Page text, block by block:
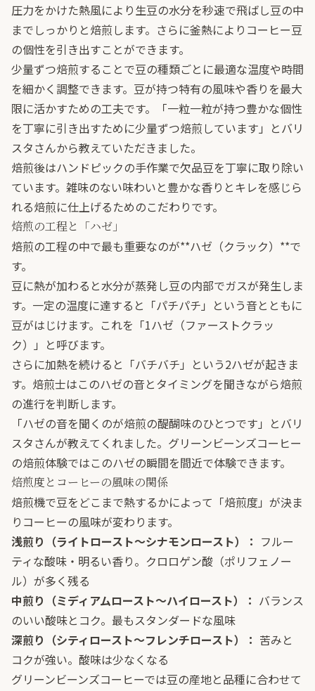
圧力をかけた熱風により生豆の水分を秒速で飛ばし豆の中
までしっかりと焙煎します。さらに釜熱によりコーヒー豆
の個性を引き出すことができます。
少量ずつ焙煎することで豆の種類ごとに最適な温度や時間
を細かく調整できます。豆が持つ特有の風味や香りを最大
限に活かすための工夫です。「一粒一粒が持つ豊かな個性
を丁寧に引き出すために少量ずつ焙煎しています」とバリ
スタさんから教えていただきました。
焙煎後はハンドピックの手作業で欠品豆を丁寧に取り除い
ています。雑味のない味わいと豊かな香りとキレを感じら
れる焙煎に仕上げるためのこだわりです。
焙煎の工程と「ハゼ」
焙煎の工程の中で最も重要なのが**ハゼ（クラック）**で
す。
豆に熱が加わると水分が蒸発し豆の内部でガスが発生しま
す。一定の温度に達すると「パチパチ」という音とともに
豆がはじけます。これを「1ハゼ（ファーストクラッ
ク）」と呼びます。
さらに加熱を続けると「バチバチ」という2ハゼが起きま
す。焙煎士はこのハゼの音とタイミングを聞きながら焙煎
の進行を判断します。
「ハゼの音を聞くのが焙煎の醍醐味のひとつです」とバリ
スタさんが教えてくれました。グリーンビーンズコーヒー
の焙煎体験ではこのハゼの瞬間を間近で体験できます。
焙煎度とコーヒーの風味の関係
焙煎機で豆をどこまで熱するかによって「焙煎度」が決ま
りコーヒーの風味が変わります。
浅煎り（ライトロースト〜シナモンロースト）： フルー
ティな酸味・明るい香り。クロロゲン酸（ポリフェノー
ル）が多く残る
中煎り（ミディアムロースト〜ハイロースト）： バランス
のいい酸味とコク。最もスタンダードな風味
深煎り（シティロースト〜フレンチロースト）： 苦みと
コクが強い。酸味は少なくなる
グリーンビーンズコーヒーでは豆の産地と品種に合わせて